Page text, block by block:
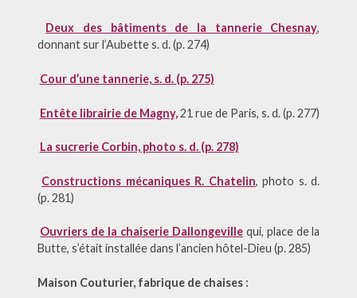
Deux des bâtiments de la tannerie Chesnay,
donnant sur l’Aubette s. d. (p. 274)
Cour d’une tannerie, s. d. (p. 275)
Entête librairie de Magny,21 rue de Paris, s. d. (p. 277)
La sucrerie Corbin, photo s. d. (p. 278)
Constructions mécaniques R. Chatelin, photo s. d.
(p. 281)
Ouvriers de la chaiserie Dallongevillequi, place de la
Butte, s’était installée dans l’ancien hôtel-Dieu (p. 285)
Maison Couturier, fabrique de chaises :